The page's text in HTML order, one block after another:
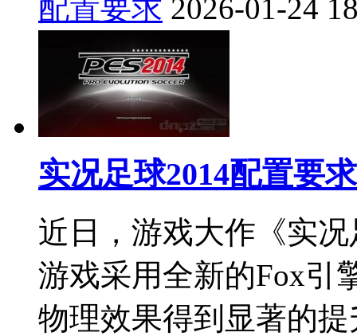
配置要求 2026-01-24
实况足球2014配置要
近日，游戏大作《实
游戏采用全新的Fox引
物理效果得到显著的